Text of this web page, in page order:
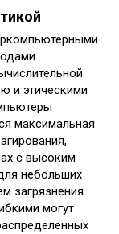
и этическими
максимальная
с высоким
небольших
загрязнения
могут